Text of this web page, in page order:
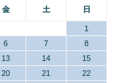
金 土 日
1
6 7
8
13 14
15
20 21
22